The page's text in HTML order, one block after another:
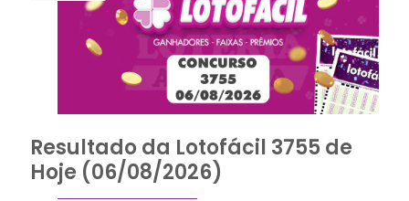
Resultado da Lotofácil 3755 de
Hoje (06/08/2026)